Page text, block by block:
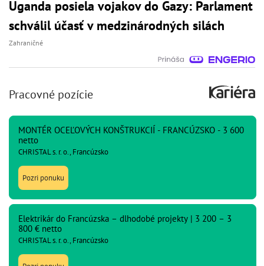
Uganda posiela vojakov do Gazy: Parlament
schválil účasť v medzinárodných silách
Zahraničné
Pracovné pozície
MONTÉR OCEĽOVÝCH KONŠTRUKCIÍ - FRANCÚZSKO - 3 600
netto
CHRISTAL s. r. o., Francúzsko
Pozri ponuku
Elektrikár do Francúzska – dlhodobé projekty | 3 200 – 3
800 € netto
CHRISTAL s. r. o., Francúzsko